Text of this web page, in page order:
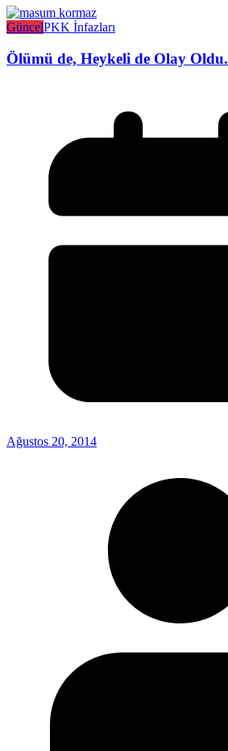
GüncelPKK İnfazları
Ölümü de, Heykeli de Olay Oldu.
Ağustos 20, 2014